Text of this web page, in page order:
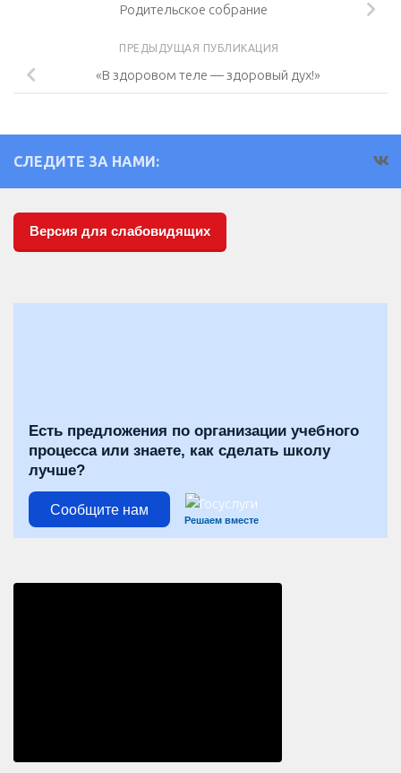
Родительское собрание
ПРЕДЫДУЩАЯ ПУБЛИКАЦИЯ
«В здоровом теле — здоровый дух!»
СЛЕДИТЕ ЗА НАМИ:
Версия для слабовидящих
Есть предложения по организации учебного
процесса или знаете, как сделать школу
лучше?
Сообщите нам
Решаем вместе